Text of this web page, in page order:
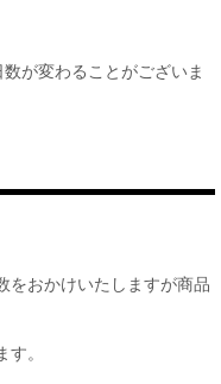
が変わることがございま
をおかけいたしますが商品
。